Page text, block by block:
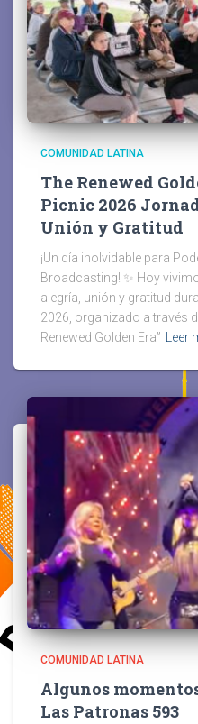
COMUNIDAD LATINA
The Renewed
Picnic 2026
Unión y Gratitud
¡Un día inolvidable para
Broadcasting! ✨ Hoy
alegría, unión y gratitud
2026, organizado a través
Renewed Golden Era”
Leer
COMUNIDAD LATINA
Algunos
Las Patronas 593